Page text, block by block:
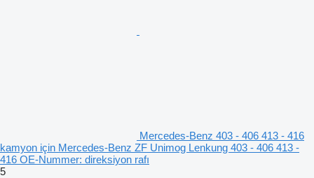
Mercedes-Benz 403 - 406 413 - 416
kamyon için Mercedes-Benz ZF Unimog Lenkung 403 - 406 413 -
416 OE-Nummer: direksiyon rafı
5